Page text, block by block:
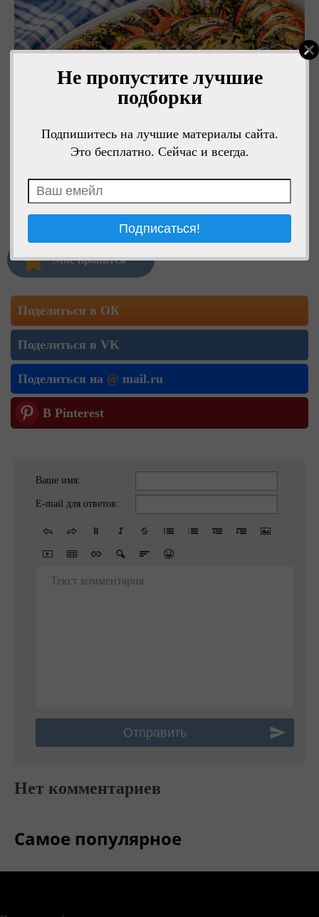
Не пропустите лучшие
подборки
Подпишитесь на лучшие материалы сайта.
Это бесплатно. Сейчас и всегда.
Мне нравится
Поделиться в ОК
Поделиться в VK
Поделиться на @ mail.ru
В Pinterest
Ваше имя:
E-mail для ответов:
Текст комментария
Нет комментариев
Самое популярное